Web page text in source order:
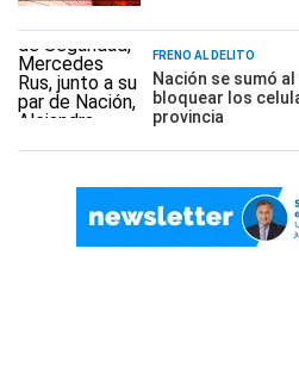
FRENO AL DELITO
Nación se sumó
bloquear los
provincia